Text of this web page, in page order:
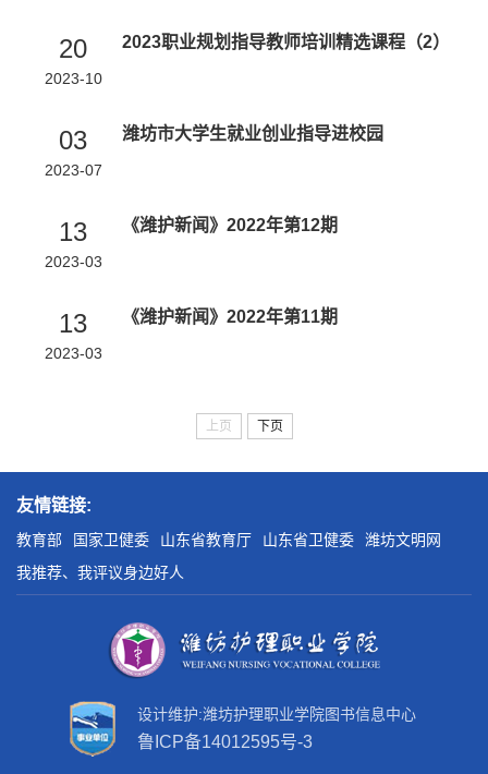
20
2023-10
2023职业规划指导教师培训精选课程（2）
03
2023-07
潍坊市大学生就业创业指导进校园
13
2023-03
《潍护新闻》2022年第12期
13
2023-03
《潍护新闻》2022年第11期
上页 下页
友情链接:
教育部 国家卫健委 山东省教育厅 山东省卫健委
潍坊文明网
我推荐、我评议身边好人
设计维护:潍坊护理职业学院图书信息中心
鲁ICP备14012595号-3